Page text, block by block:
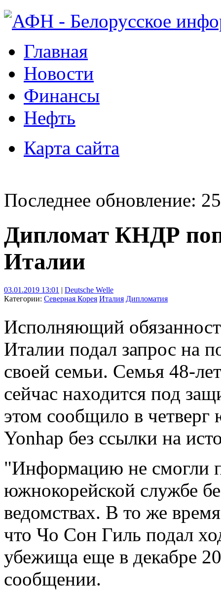
Главная
Новости
Финансы
Нефть
Карта сайта
Последнее обновление:
Дипломат КНДР
Италии
03.01.2019 13:01 | Deutsche Welle
Категории: Северная Корея Италия Дипломатия
Исполняющий
Италии подал запрос на
своей семьи. Семья 48-
сейчас находится под
этом сообщило в четверг
Yonhap без ссылки на
"Информацию не смогли
южнокорейской службе
ведомствах. В то же
что Чо Сон Гиль подал
убежища еще в декабре
сообщении.